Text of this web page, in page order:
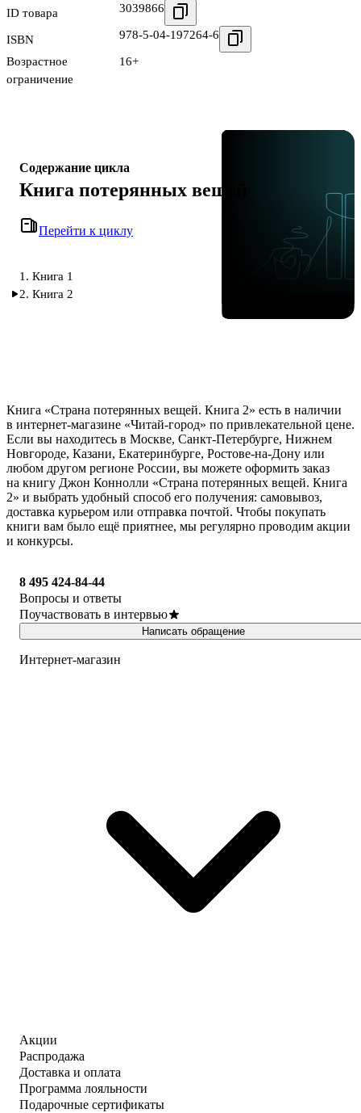
ID товара 3039866
ISBN 978-5-04-197264-6
Возрастное
ограничение
16+
Содержание цикла
Книга потерянных вещей
Перейти к циклу
1. Книга 1
2. Книга 2
Книга «Страна потерянных вещей. Книга 2» есть в наличии
в интернет-магазине «Читай-город» по привлекательной цене.
Если вы находитесь в Москве, Санкт-Петербурге, Нижнем
Новгороде, Казани, Екатеринбурге, Ростове-на-Дону или
любом другом регионе России, вы можете оформить заказ
на книгу Джон Коннолли «Страна потерянных вещей. Книга
2» и выбрать удобный способ его получения: самовывоз,
доставка курьером или отправка почтой. Чтобы покупать
книги вам было ещё приятнее, мы регулярно проводим акции
и конкурсы.
8 495 424-84-44
Вопросы и ответы
Поучаствовать в интервью
Написать обращение
Интернет-магазин
Акции
Распродажа
Доставка и оплата
Программа лояльности
Подарочные сертификаты